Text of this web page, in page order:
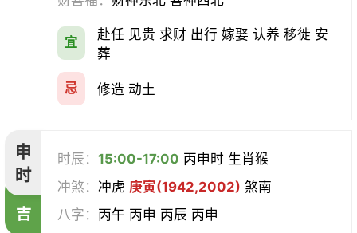
宜
赴任 见贵 求财 出行 嫁娶 认养 移徙 安
葬
忌 修造 动土
申
时
吉
时辰：15:00-17:00 丙申时 生肖猴
冲煞：冲虎 庚寅(1942,2002) 煞南
八字： 丙午 丙申 丙辰 丙申